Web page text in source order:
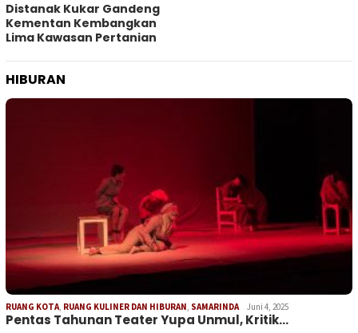
Distanak Kukar Gandeng
Kementan Kembangkan
Lima Kawasan Pertanian
HIBURAN
RUANG KOTA, RUANG KULINER DAN HIBURAN, SAMARINDA Juni 4, 2025
Pentas Tahunan Teater Yupa Unmul, Kritik…